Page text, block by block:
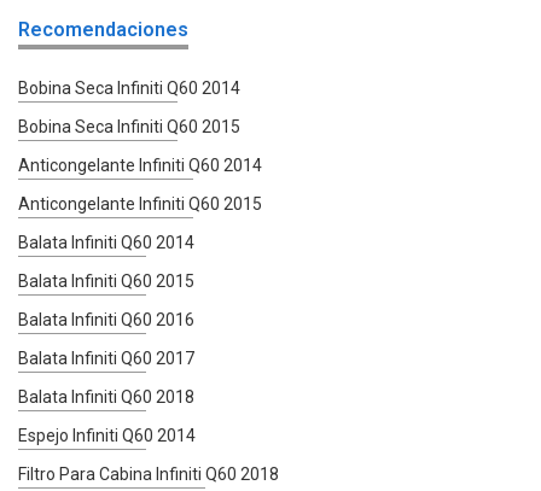
Recomendaciones
Bobina Seca Infiniti Q60 2014
Bobina Seca Infiniti Q60 2015
Anticongelante Infiniti Q60 2014
Anticongelante Infiniti Q60 2015
Balata Infiniti Q60 2014
Balata Infiniti Q60 2015
Balata Infiniti Q60 2016
Balata Infiniti Q60 2017
Balata Infiniti Q60 2018
Espejo Infiniti Q60 2014
Filtro Para Cabina Infiniti Q60 2018